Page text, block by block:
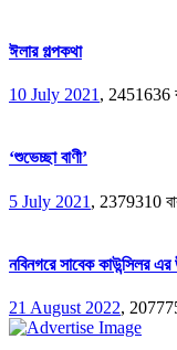
ঈলার গল্পকথা
10 July 2021 , 2451636
‘শুভেচ্ছা বাণী’
5 July 2021 , 2379310
নবিনগরে সাবেক কাউন্সিলর
21 August 2022,